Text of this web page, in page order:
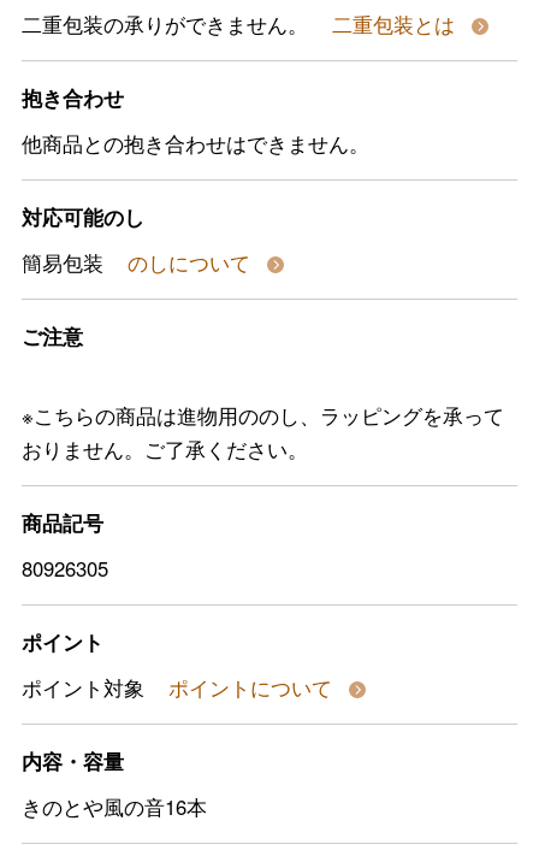
二重包装の承りができません。 二重包装とは
抱き合わせ
他商品との抱き合わせはできません。
対応可能のし
簡易包装
のしについて
ご注意
※こちらの商品は進物用ののし、ラッピングを承って
おりません。ご了承ください。
商品記号
80926305
ポイント
ポイント対象
ポイントについて
内容・容量
きのとや風の音16本